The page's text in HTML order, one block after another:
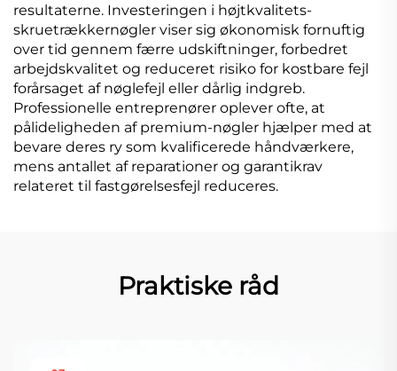
resultaterne. Investeringen i højtkvalitets-
skruetrækkernøgler viser sig økonomisk fornuftig
over tid gennem færre udskiftninger, forbedret
arbejdskvalitet og reduceret risiko for kostbare fejl
forårsaget af nøglefejl eller dårlig indgreb.
Professionelle entreprenører oplever ofte, at
pålideligheden af premium-nøgler hjælper med at
bevare deres ry som kvalificerede håndværkere,
mens antallet af reparationer og garantikrav
relateret til fastgørelsesfejl reduceres.
Praktiske råd